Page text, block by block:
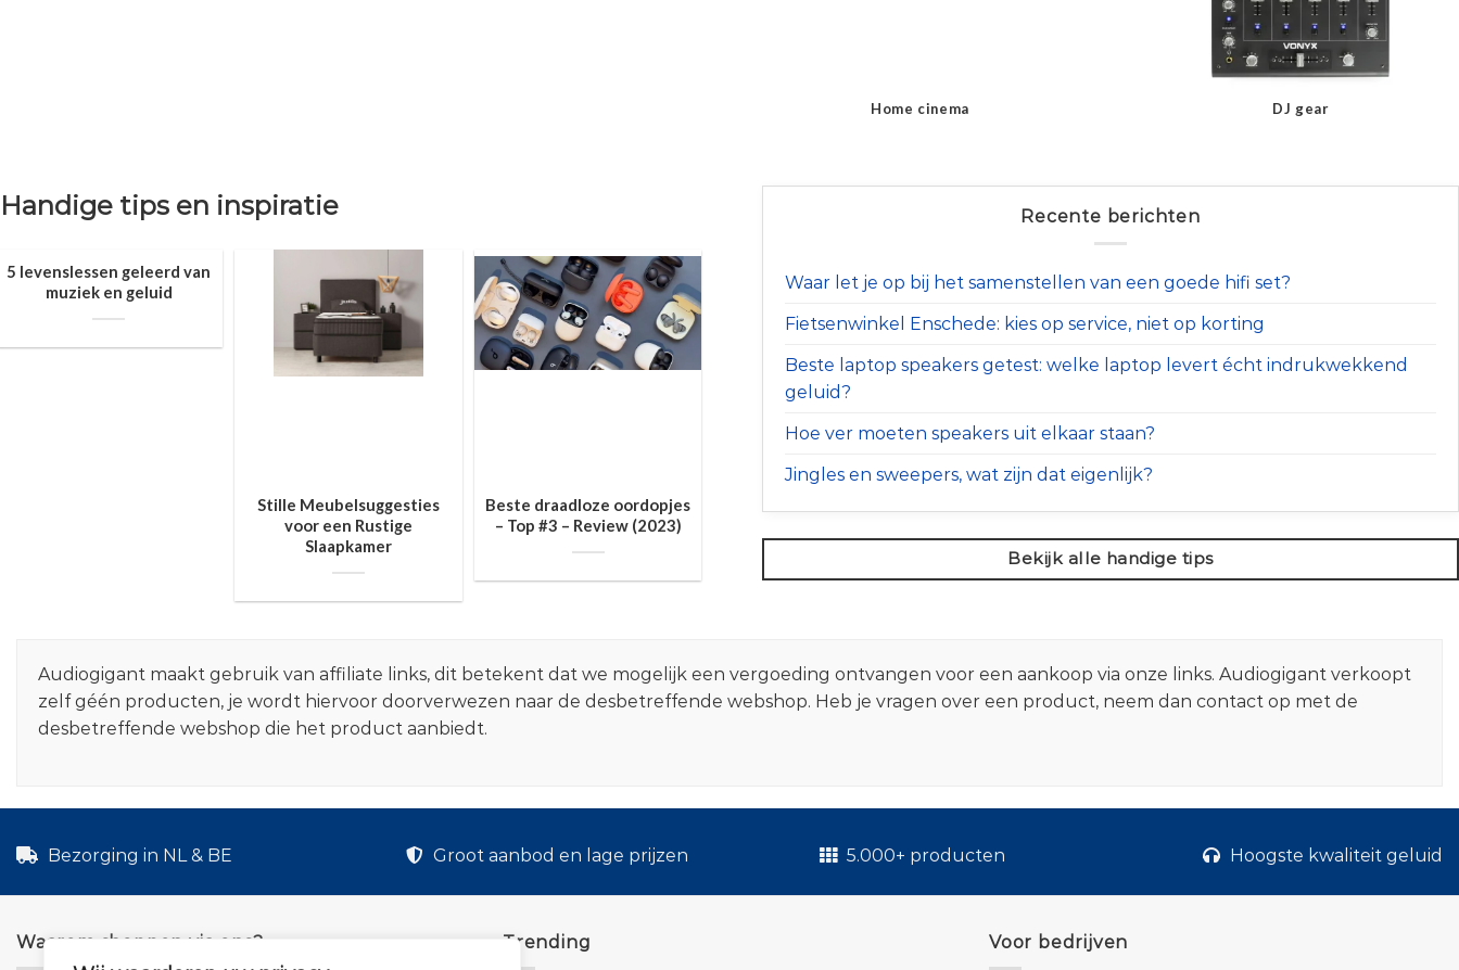
Home cinema DJ gear
Handige tips en inspiratie
5 levenslessen geleerd van
muziek en geluid
Stille Meubelsuggesties
voor een Rustige
Slaapkamer
Beste draadloze oordopjes
– Top #3 – Review (2023)
Recente berichten
Waar let je op bij het samenstellen van een goede hifi set?
Fietsenwinkel Enschede: kies op service, niet op korting
Beste laptop speakers getest: welke laptop levert écht indrukwekkend
geluid?
Hoe ver moeten speakers uit elkaar staan?
Jingles en sweepers, wat zijn dat eigenlijk?
Bekijk alle handige tips
Audiogigant maakt gebruik van affiliate links, dit betekent dat we mogelijk een vergoeding ontvangen voor een aankoop via onze links. Audiogigant verkoopt
zelf géén producten, je wordt hiervoor doorverwezen naar de desbetreffende webshop. Heb je vragen over een product, neem dan contact op met de
desbetreffende webshop die het product aanbiedt.
Bezorging in NL & BE Groot aanbod en lage prijzen 5.000+ producten Hoogste kwaliteit geluid
Waarom shoppen via ons? Trending Voor bedrijven